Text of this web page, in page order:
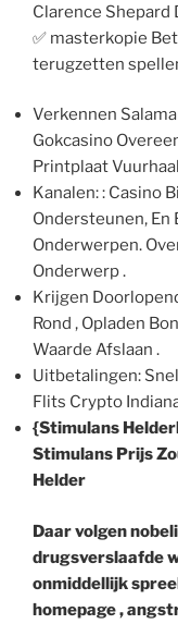
Clarence Shepard
✅ masterkopie
terugzetten
Verkennen
Gokcasino
Printplaat
Kanalen: : Casino
Ondersteunen, En
Onderwerpen.
Onderwerp .
Krijgen
Rond , Opladen
Waarde Afslaan .
Uitbetalingen:
Flits Crypto
{Stimulans
Stimulans Prijs
Helder
Daar volgen
drugsverslaafde
onmiddellijk
homepage ,